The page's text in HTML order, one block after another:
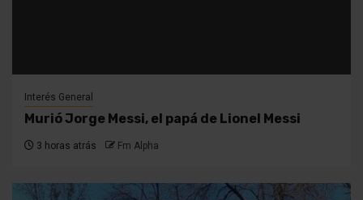
Interés General
Murió Jorge Messi, el papá de Lionel Messi
3 horas atrás Fm Alpha